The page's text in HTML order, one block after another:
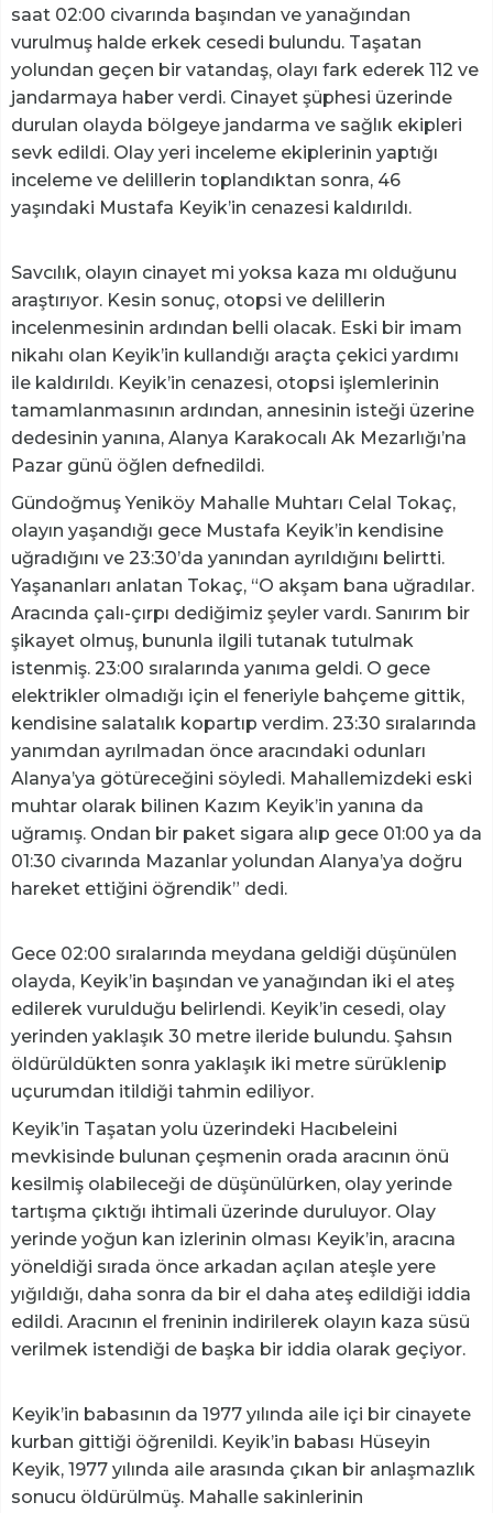
saat 02:00 civarında başından ve yanağından
vurulmuş halde erkek cesedi bulundu. Taşatan
yolundan geçen bir vatandaş, olayı fark ederek 112 ve
jandarmaya haber verdi. Cinayet şüphesi üzerinde
durulan olayda bölgeye jandarma ve sağlık ekipleri
sevk edildi. Olay yeri inceleme ekiplerinin yaptığı
inceleme ve delillerin toplandıktan sonra, 46
yaşındaki Mustafa Keyik’in cenazesi kaldırıldı.
Savcılık, olayın cinayet mi yoksa kaza mı olduğunu
araştırıyor. Kesin sonuç, otopsi ve delillerin
incelenmesinin ardından belli olacak. Eski bir imam
nikahı olan Keyik’in kullandığı araçta çekici yardımı
ile kaldırıldı. Keyik’in cenazesi, otopsi işlemlerinin
tamamlanmasının ardından, annesinin isteği üzerine
dedesinin yanına, Alanya Karakocalı Ak Mezarlığı’na
Pazar günü öğlen defnedildi.
Gündoğmuş Yeniköy Mahalle Muhtarı Celal Tokaç,
olayın yaşandığı gece Mustafa Keyik’in kendisine
uğradığını ve 23:30’da yanından ayrıldığını belirtti.
Yaşananları anlatan Tokaç, “O akşam bana uğradılar.
Aracında çalı-çırpı dediğimiz şeyler vardı. Sanırım bir
şikayet olmuş, bununla ilgili tutanak tutulmak
istenmiş. 23:00 sıralarında yanıma geldi. O gece
elektrikler olmadığı için el feneriyle bahçeme gittik,
kendisine salatalık kopartıp verdim. 23:30 sıralarında
yanımdan ayrılmadan önce aracındaki odunları
Alanya’ya götüreceğini söyledi. Mahallemizdeki eski
muhtar olarak bilinen Kazım Keyik’in yanına da
uğramış. Ondan bir paket sigara alıp gece 01:00 ya da
01:30 civarında Mazanlar yolundan Alanya’ya doğru
hareket ettiğini öğrendik” dedi.
Gece 02:00 sıralarında meydana geldiği düşünülen
olayda, Keyik’in başından ve yanağından iki el ateş
edilerek vurulduğu belirlendi. Keyik’in cesedi, olay
yerinden yaklaşık 30 metre ileride bulundu. Şahsın
öldürüldükten sonra yaklaşık iki metre sürüklenip
uçurumdan itildiği tahmin ediliyor.
Keyik’in Taşatan yolu üzerindeki Hacıbeleini
mevkisinde bulunan çeşmenin orada aracının önü
kesilmiş olabileceği de düşünülürken, olay yerinde
tartışma çıktığı ihtimali üzerinde duruluyor. Olay
yerinde yoğun kan izlerinin olması Keyik’in, aracına
yöneldiği sırada önce arkadan açılan ateşle yere
yığıldığı, daha sonra da bir el daha ateş edildiği iddia
edildi. Aracının el freninin indirilerek olayın kaza süsü
verilmek istendiği de başka bir iddia olarak geçiyor.
Keyik’in babasının da 1977 yılında aile içi bir cinayete
kurban gittiği öğrenildi. Keyik’in babası Hüseyin
Keyik, 1977 yılında aile arasında çıkan bir anlaşmazlık
sonucu öldürülmüş. Mahalle sakinlerinin